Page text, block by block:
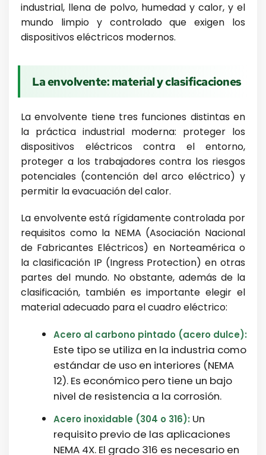
industrial, llena de polvo, humedad y calor, y el
mundo limpio y controlado que exigen los
dispositivos eléctricos modernos.
La envolvente: material y clasificaciones
La envolvente tiene tres funciones distintas en
la práctica industrial moderna: proteger los
dispositivos eléctricos contra el entorno,
proteger a los trabajadores contra los riesgos
potenciales (contención del arco eléctrico) y
permitir la evacuación del calor.
La envolvente está rígidamente controlada por
requisitos como la NEMA (Asociación Nacional
de Fabricantes Eléctricos) en Norteamérica o
la clasificación IP (Ingress Protection) en otras
partes del mundo. No obstante, además de la
clasificación, también es importante elegir el
material adecuado para el cuadro eléctrico:
Acero al carbono pintado (acero dulce):
Este tipo se utiliza en la industria como
estándar de uso en interiores (NEMA
12). Es económico pero tiene un bajo
nivel de resistencia a la corrosión.
Acero inoxidable (304 o 316): Un
requisito previo de las aplicaciones
NEMA 4X. El grado 316 es necesario en